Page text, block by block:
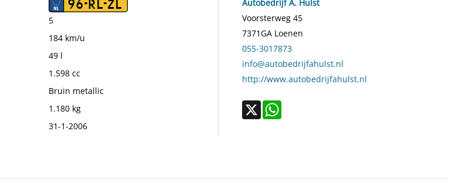
96-RL-ZL
5
184 km/u
49 l
1.598 cc
Bruin metallic
1.180 kg
31-1-2006
6,2 l/100km
Autobedrijf A. Hulst
Voorsterweg 45
7371GA Loenen
055-3017873
info@autobedrijfahulst.nl
http://www.autobedrijfahulst.nl